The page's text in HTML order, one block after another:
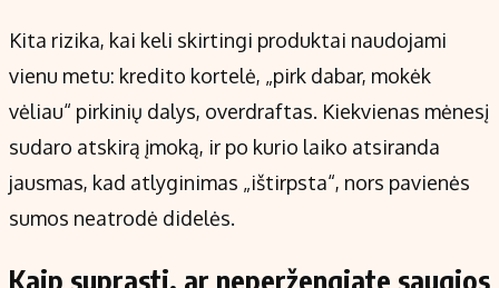
Kita rizika, kai keli skirtingi produktai naudojami
vienu metu: kredito kortelė, „pirk dabar, mokėk
vėliau“ pirkinių dalys, overdraftas. Kiekvienas mėnesį
sudaro atskirą įmoką, ir po kurio laiko atsiranda
jausmas, kad atlyginimas „ištirpsta“, nors pavienės
sumos neatrodė didelės.
Kaip suprasti, ar neperžengiate saugios